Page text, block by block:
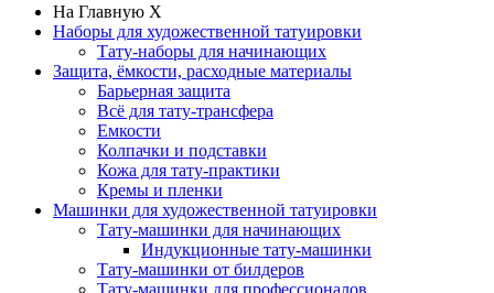
На Главную X
Наборы для художественной татуировки
Тату-наборы для начинающих
Защита, ёмкости, расходные материалы
Барьерная защита
Всё для тату-трансфера
Емкости
Колпачки и подставки
Кожа для тату-практики
Кремы и пленки
Машинки для художественной татуировки
Тату-машинки для начинающих
Индукционные тату-машинки
Тату-машинки от билдеров
Тату-машинки для профессионалов